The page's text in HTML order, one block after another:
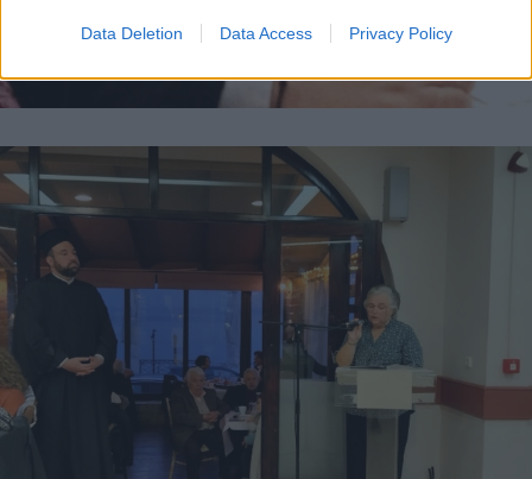
Data Deletion Data Access Privacy Policy